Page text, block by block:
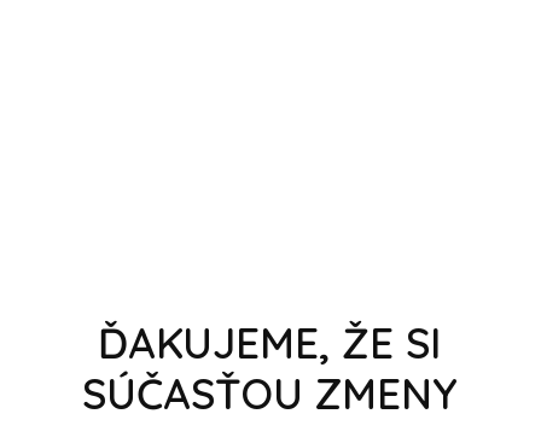
ĎAKUJEME, ŽE SI
SÚČASŤOU ZMENY